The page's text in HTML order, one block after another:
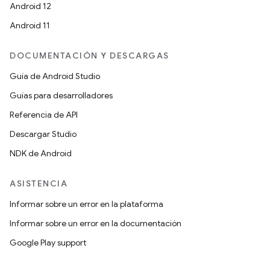
Android 12
Android 11
DOCUMENTACIÓN Y DESCARGAS
Guía de Android Studio
Guías para desarrolladores
Referencia de API
Descargar Studio
NDK de Android
ASISTENCIA
Informar sobre un error en la plataforma
Informar sobre un error en la documentación
Google Play support